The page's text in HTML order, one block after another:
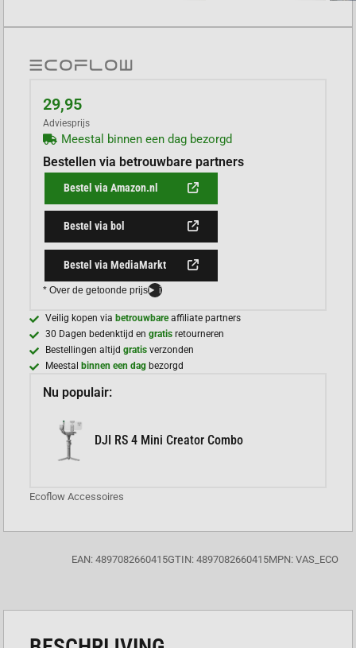
29,95
Adviesprijs
Meestal binnen een dag bezorgd
Bestellen via betrouwbare partners
Bestel via Amazon.nl
Bestel via bol
Bestel via MediaMarkt
* Over de getoonde prijs i
Veilig kopen viabetrouwbareaffiliate partners
30 Dagen bedenktijd engratis retourneren
Bestellingen altijdgratisverzonden
Meestalbinnen een dag bezorgd
Nu populair:
DJI RS 4 Mini Creator Combo
Ecoflow Accessoires
EAN: 4897082660415GTIN: 4897082660415MPN: VAS_ECO